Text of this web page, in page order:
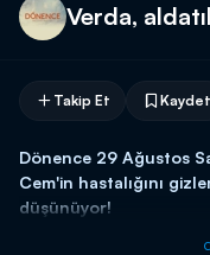
Verda,
Takip Et Kaydet
Dönence 29 Ağustos
Cem'in hastalığını
düşünüyor!
Verda eşinin kendisini